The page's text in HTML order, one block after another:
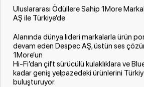
Uluslararası Ödüllere Sahip 1More
AŞ ile Türkiye’de
Alanında dünya lideri markalarla ürün
devam eden Despec AŞ, üstün ses
1More’un
Hi-Fi’dan çift sürücülü kulaklıklara ve
kadar geniş yelpazedeki ürünlerini
buluşturuyor.